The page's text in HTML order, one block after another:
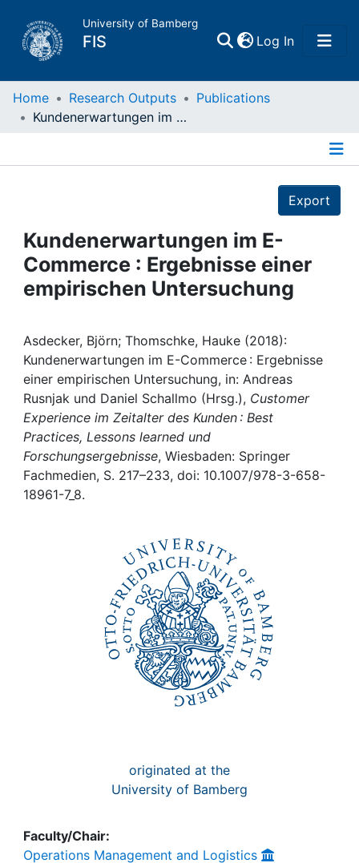
University of Bamberg
FIS Log In(current)
Home
Projects
People
Awards
My FIS
Help
Home Research Outputs
Publications
Kundenerwartungen im E-Commerce : Ergebnisse einer empirischen Untersuchung
Export
Kundenerwartungen im E-
Commerce : Ergebnisse einer
empirischen Untersuchung
Asdecker, Björn; Thomschke, Hauke (2018):
Kundenerwartungen im E-Commerce : Ergebnisse
einer empirischen Untersuchung, in: Andreas
Rusnjak und Daniel Schallmo (Hrsg.), Customer
Experience im Zeitalter des Kunden : Best
Practices, Lessons learned und
Forschungsergebnisse, Wiesbaden: Springer
Fachmedien, S. 217–233, doi: 10.1007/978-3-658-
18961-7_8.
originated at the
University of Bamberg
Faculty/Chair:
Operations Management and Logistics